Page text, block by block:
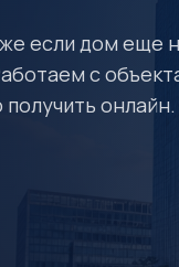
если дом еще
с
онлайн.